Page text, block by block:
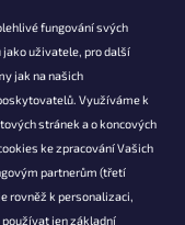
fungování svých
uživatele, pro další
jak na našich
Využíváme k
stránek a o koncových
ke zpracování Vašich
partnerům (třetí
rovněž k personalizaci,
jen základní